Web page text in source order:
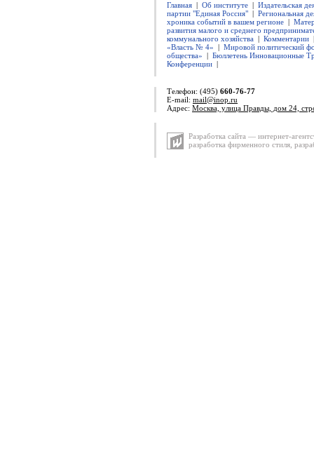
Главная | Об институте | Издательская
партии "Единая Россия" | Региональная
хроника событий в вашем регионе |
развития малого и среднего
коммунального хозяйства | Комментарии
«Власть № 4» | Мировой политический
общества» | Бюллетень Инновационные
Конференции |
Телефон: (495) 660-76-77
E-mail: mail@inop.ru
Адрес: Москва, улица Правды, дом 24,
Разработка сайта — интернет-
разработка фирменного стиля